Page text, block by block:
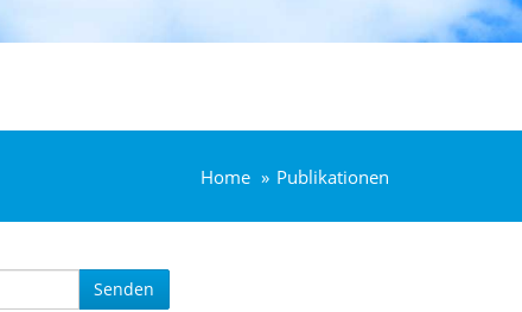
Home Publikationen
Senden